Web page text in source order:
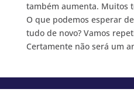
também aumenta. Muitos
O que podemos esperar
tudo de novo? Vamos
Certamente não será um